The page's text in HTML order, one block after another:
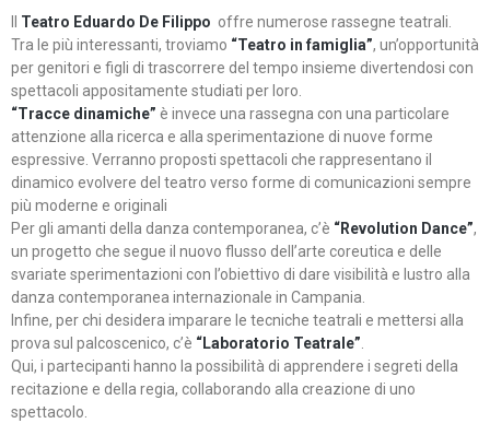
Teatro Eduardo De Filippo offre numerose rassegne teatrali.
Tra le più interessanti, troviamo “Teatro in famiglia”, un’opportunità
per genitori e figli di trascorrere del tempo insieme divertendosi con
spettacoli appositamente studiati per loro.
“Tracce dinamiche” è invece una rassegna con una particolare
attenzione alla ricerca e alla sperimentazione di nuove forme
espressive. Verranno proposti spettacoli che rappresentano il
dinamico evolvere del teatro verso forme di comunicazioni sempre
più moderne e originali
Per gli amanti della danza contemporanea, c’è “Revolution Dance”,
un progetto che segue il nuovo flusso dell’arte coreutica e delle
svariate sperimentazioni con l’obiettivo di dare visibilità e lustro alla
danza contemporanea internazionale in Campania.
Infine, per chi desidera imparare le tecniche teatrali e mettersi alla
prova sul palcoscenico, c’è “Laboratorio Teatrale”
Qui, i partecipanti hanno la possibilità di apprendere i segreti della
recitazione e della regia, collaborando alla creazione di uno
spettacolo.